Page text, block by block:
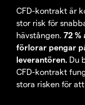
CFD-kontrakt är
stor risk för
hävstången. 72 %
förlorar pengar
leverantören. Du
CFD-kontrakt
stora risken för